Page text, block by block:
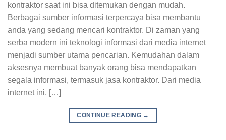
kontraktor saat ini bisa ditemukan dengan mudah.
Berbagai sumber informasi terpercaya bisa membantu
anda yang sedang mencari kontraktor. Di zaman yang
serba modern ini teknologi informasi dari media internet
menjadi sumber utama pencarian. Kemudahan dalam
aksesnya membuat banyak orang bisa mendapatkan
segala informasi, termasuk jasa kontraktor. Dari media
internet ini, […]
CONTINUE READING →